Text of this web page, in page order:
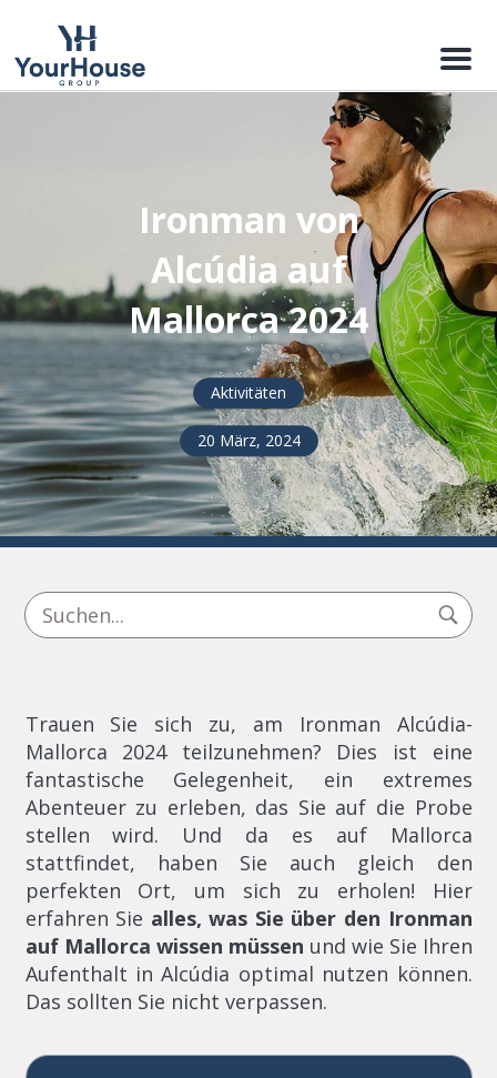
Menu
Ironman von
Alcúdia auf
Mallorca 2024
Aktivitäten
20 März, 2024
Trauen Sie sich zu, am Ironman Alcúdia-
Mallorca 2024 teilzunehmen? Dies ist eine
fantastische Gelegenheit, ein extremes
Abenteuer zu erleben, das Sie auf die Probe
stellen wird. Und da es auf Mallorca
stattfindet, haben Sie auch gleich den
perfekten Ort, um sich zu erholen! Hier
erfahren Sie alles, was Sie über den Ironman
auf Mallorca wissen müssen und wie Sie Ihren
Aufenthalt in Alcúdia optimal nutzen können.
Das sollten Sie nicht verpassen.